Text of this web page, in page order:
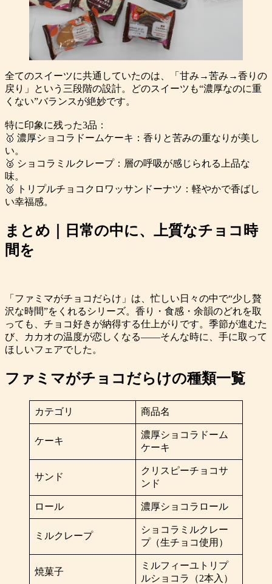
全てのスイーツに共通していたのは、「甘み→苦み→香りの
戻り」という三段階の設計。どのスイーツも“濃厚なのに重
くない”バランスが絶妙です。
特に印象に残った3品：
🥇 濃厚ショコラドームケーキ：香りと苦みの重なりが美し
い。
🥈 ショコラミルクレープ：層の呼吸が感じられる上品な
味。
🥉 トリプルチョコクロワッサンドーナツ：軽やかで香ばし
い幸福感。
まとめ｜日常の中に、上質なチョコ時
間を
「ファミマがチョコだらけ」は、忙しい日々の中で“少し贅
沢な時間”をくれるシリーズ。香り・食感・余韻のどれを取
っても、チョコ好きが納得する仕上がりです。季節が進むた
び、カカオの温度が恋しくなる——そんな時に、手に取って
ほしいフェアでした。
ファミマがチョコだらけの種類一覧
カテゴリ 商品名
ケーキ
濃厚ショコラドーム
ケーキ
サンド
クリスピーチョコサ
ンド
ロール 濃厚ショコラロール
ミルクレープ
ショコラミルクレー
プ（生チョコ使用）
焼菓子
ミルフィーユトリプ
ルショコラ（2本入）